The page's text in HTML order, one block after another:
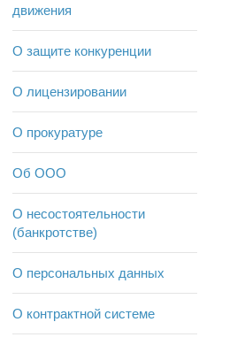
движения
О защите конкуренции
О лицензировании
О прокуратуре
Об ООО
О несостоятельности
(банкротстве)
О персональных данных
О контрактной системе